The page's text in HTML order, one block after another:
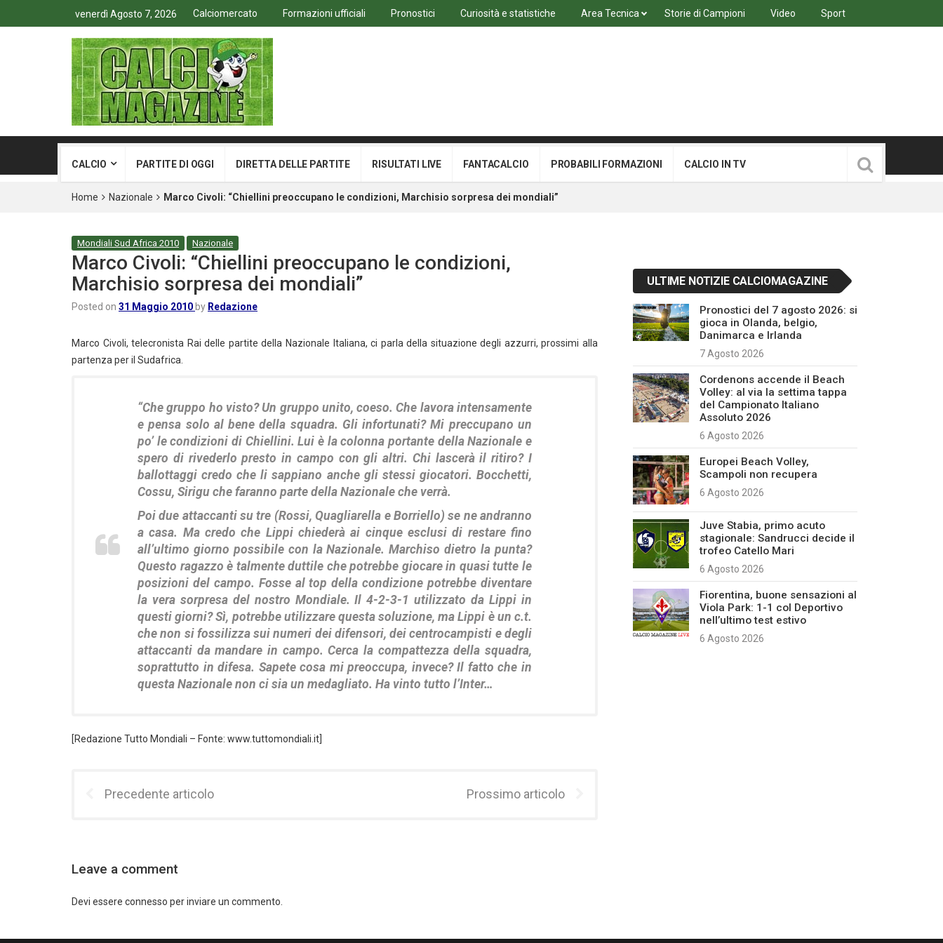
venerdì Agosto 7, 2026 Calciomercato Formazioni ufficiali Pronostici Curiosità e statistiche Area Tecnica Storie di Campioni Video Sport
CALCIO PARTITE DI OGGI DIRETTA DELLE PARTITE RISULTATI LIVE FANTACALCIO PROBABILI FORMAZIONI CALCIO IN TV
Home Nazionale Marco Civoli: “Chiellini preoccupano le condizioni, Marchisio sorpresa dei mondiali”
Mondiali Sud Africa 2010 Nazionale
Marco Civoli: “Chiellini preoccupano le condizioni,
Marchisio sorpresa dei mondiali”
Posted on 31 Maggio 2010 by Redazione
Marco Civoli, telecronista Rai delle partite della Nazionale Italiana, ci parla della situazione degli azzurri, prossimi alla
partenza per il Sudafrica.
“Che gruppo ho visto? Un gruppo unito, coeso. Che lavora intensamente
e pensa solo al bene della squadra. Gli infortunati? Mi preccupano un
po’ le condizioni di Chiellini. Lui è la colonna portante della Nazionale e
spero di rivederlo presto in campo con gli altri. Chi lascerà il ritiro? I
ballottaggi credo che li sappiano anche gli stessi giocatori. Bocchetti,
Cossu, Sirigu che faranno parte della Nazionale che verrà.
Poi due attaccanti su tre (Rossi, Quagliarella e Borriello) se ne andranno
a casa. Ma credo che Lippi chiederà ai cinque esclusi di restare fino
all’ultimo giorno possibile con la Nazionale. Marchiso dietro la punta?
Questo ragazzo è talmente duttile che potrebbe giocare in quasi tutte le
posizioni del campo. Fosse al top della condizione potrebbe diventare
la vera sorpresa del nostro Mondiale. Il 4-2-3-1 utilizzato da Lippi in
questi giorni? Sì, potrebbe utilizzare questa soluzione, ma Lippi è un c.t.
che non si fossilizza sui numeri dei difensori, dei centrocampisti e degli
attaccanti da mandare in campo. Cerca la compattezza della squadra,
soprattutto in difesa. Sapete cosa mi preoccupa, invece? Il fatto che in
questa Nazionale non ci sia un medagliato. Ha vinto tutto l’Inter…
[Redazione Tutto Mondiali – Fonte: www.tuttomondiali.it]
Precedente articolo Prossimo articolo
Leave a comment
Devi essere connesso per inviare un commento.
ULTIME NOTIZIE CALCIOMAGAZINE
Pronostici del 7 agosto 2026: si
gioca in Olanda, belgio,
Danimarca e Irlanda
7 Agosto 2026
Cordenons accende il Beach
Volley: al via la settima tappa
del Campionato Italiano
Assoluto 2026
6 Agosto 2026
Europei Beach Volley,
Scampoli non recupera
6 Agosto 2026
Juve Stabia, primo acuto
stagionale: Sandrucci decide il
trofeo Catello Mari
6 Agosto 2026
Fiorentina, buone sensazioni al
Viola Park: 1-1 col Deportivo
nell’ultimo test estivo
6 Agosto 2026